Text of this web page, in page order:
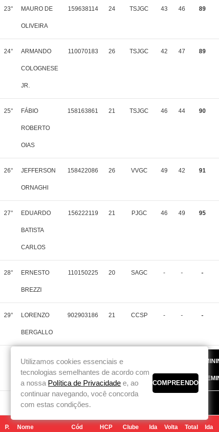
23° MAURO DE
OLIVEIRA
159638114 24 TSJGC 43 46 89
24° ARMANDO
COLOGNESE
JR.
110070183 26 TSJGC 42 47 89
25° FÁBIO
ROBERTO
OIAS
158163861 21 TSJGC 46 44 90
26° JEFFERSON
ORNAGHI
158422086 26 VVGC 49 42 91
27° EDUARDO
BATISTA
CARLOS
156222119 21 PJGC 46 49 95
28° ERNESTO
BREZZI
110150225 20 SAGC - - -
29° LORENZO
BERGALLO
902903186 21 CCSP - - -
8722 - TSJGC -
AT� 18,0 -
P. Nome Cód HCP Clube Ida Volta Total Ida
Utilizamos cookies essenciais e
tecnologias semelhantes de acordo com
a nossa Política de Privacidade e, ao
continuar navegando, você concorda
com estas condições.